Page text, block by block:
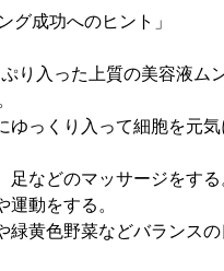
グ成功へのヒント」
り入った上質の美容液ム
ゆっくり入って細胞を元
足などのマッサージをす
動をする。
緑黄色野菜などバランス